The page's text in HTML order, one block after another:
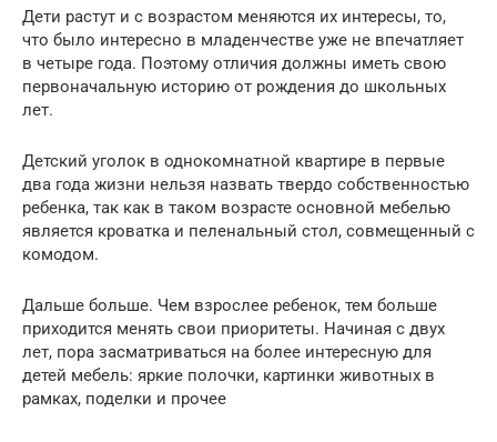
Дети растут и с возрастом меняются их интересы, то,
что было интересно в младенчестве уже не впечатляет
в четыре года. Поэтому отличия должны иметь свою
первоначальную историю от рождения до школьных
лет.
Детский уголок в однокомнатной квартире в первые
два года жизни нельзя назвать твердо собственностью
ребенка, так как в таком возрасте основной мебелью
является кроватка и пеленальный стол, совмещенный с
комодом.
Дальше больше. Чем взрослее ребенок, тем больше
приходится менять свои приоритеты. Начиная с двух
лет, пора засматриваться на более интересную для
детей мебель: яркие полочки, картинки животных в
рамках, поделки и прочее